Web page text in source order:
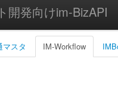
開発向けim-BizAPI
マスタ IM-Workflow